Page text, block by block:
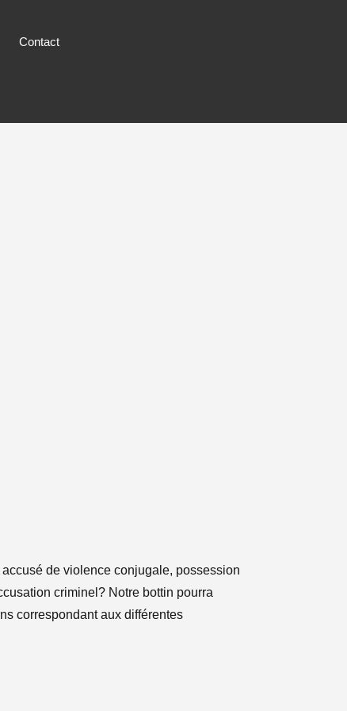
Contact
de violence conjugale, possession
criminel? Notre bottin pourra
correspondant aux différentes